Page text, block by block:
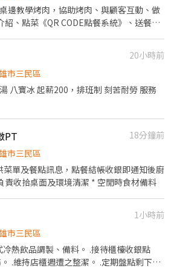
邊教學烤肉，協助烤肉、與顧客互動、做
紹、點菜《QR CODE點餐系統》、送餐、
貨的維持。 6. 每週排班制，彈性排班無限
：
20小時前
市三民區
八寶冰 起薪200，排班制 刻苦耐勞 服務
PT
18分鐘前
市三民區
單及餐點訊息，點餐結帳收銀即通知後廚
責收拾桌面及環境清潔 * 空閒時食材備料
1小時前
市三民區
熱飲品調製、備料。 .接待櫃檯收銀點
.維持店櫃週遭之整潔。 .定期盤點剩下的